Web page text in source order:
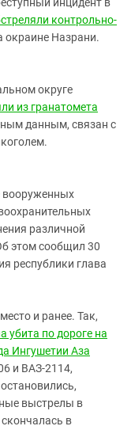
контрольно-
окраине Назрани.
округе
из гранатомета
данным, связан с
вооруженных
различной
этом сообщил 30
республики глава
и ранее. Так,
убита по дороге на
Ингушетии Аза
и ВАЗ-2114,
выстрелы в
в